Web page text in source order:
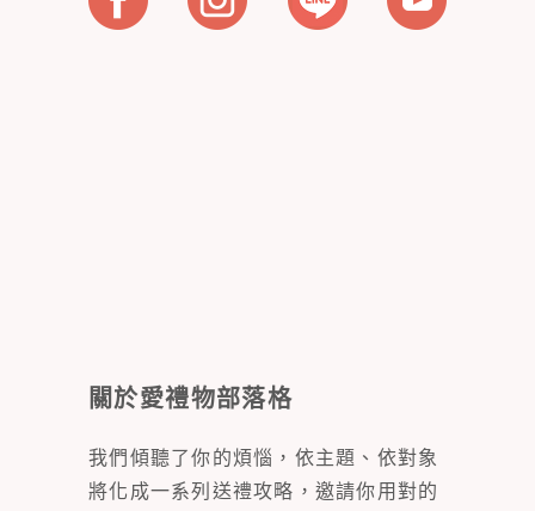
關於愛禮物部落格
我們傾聽了你的煩惱，依主題、依對象
將化成一系列送禮攻略，邀請你用對的